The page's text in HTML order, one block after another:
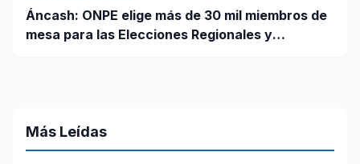
Áncash: ONPE elige más de 30 mil miembros de
mesa para las Elecciones Regionales y
Más Leídas